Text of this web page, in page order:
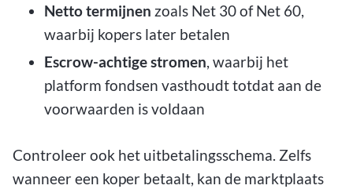
Netto termijnen zoals Net 30 of Net 60,
waarbij kopers later betalen
Escrow-achtige stromen, waarbij het
platform fondsen vasthoudt totdat aan de
voorwaarden is voldaan
Controleer ook het uitbetalingsschema. Zelfs
wanneer een koper betaalt, kan de marktplaats